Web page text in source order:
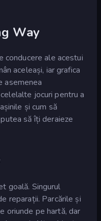
Way
conducere ale acestui
aceleași, iar grafica
asemenea
jocuri pentru a
și cum să
să îți deraieze
goală. Singurul
reparații. Parcările și
oriunde pe hartă, dar